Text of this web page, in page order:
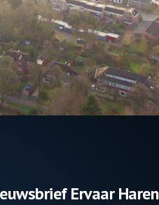
Ervaar Haren